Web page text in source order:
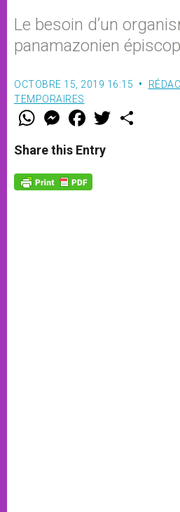
Le besoin d’un
panamazonien
OCTOBRE 15, 2019 16:15
TEMPORAIRES
W
t
s
p
p
M
e
s
e
g
e
F
a
e
b
o
k
w
Share this Entry